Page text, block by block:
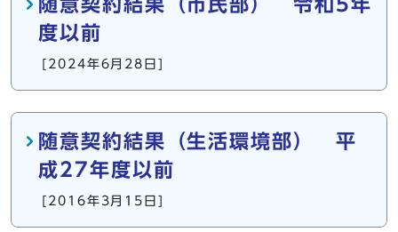
随意契約結果（市民部） 令和5年
度以前
[2024年6月28日]
随意契約結果（生活環境部） 平
成27年度以前
[2016年3月15日]